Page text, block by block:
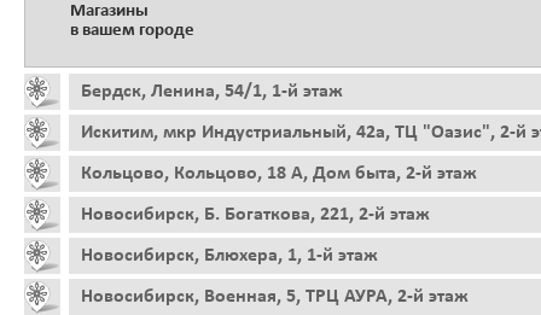
Магазины
в вашем городе
Бердск, Ленина, 54/1, 1-й этаж
Искитим, мкр Индустриальный, 42а, ТЦ "Оазис", 2-й
Кольцово, Кольцово, 18 А, Дом быта, 2-й этаж
Новосибирск, Б. Богаткова, 221, 2-й этаж
Новосибирск, Блюхера, 1, 1-й этаж
Новосибирск, Военная, 5, ТРЦ АУРА, 2-й этаж